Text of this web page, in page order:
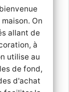
On
allant de
à
utilise au
de fond,
d'achat